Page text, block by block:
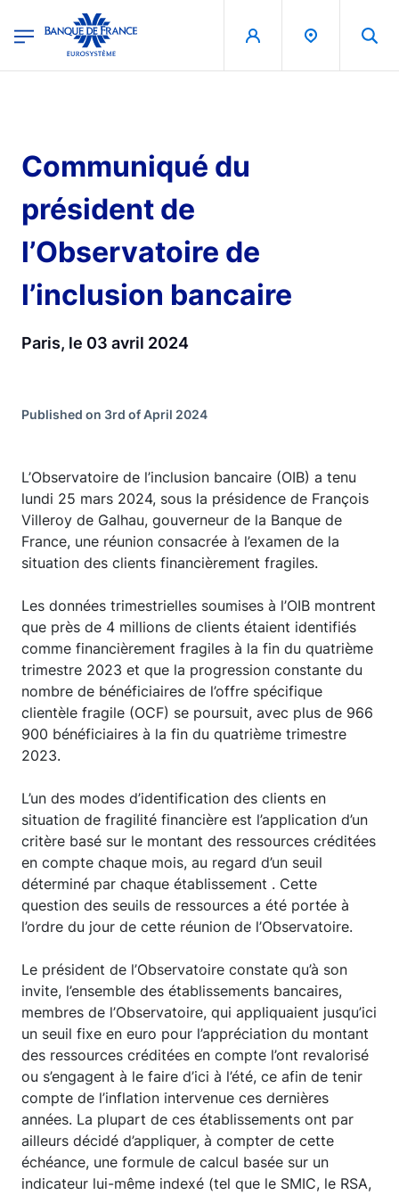
Banque de France - Menu Principal
Communiqué du
président de
l’Observatoire de
l’inclusion bancaire
Paris, le 03 avril 2024
Published on 3rd of April 2024
L’Observatoire de l’inclusion bancaire (OIB) a tenu
lundi 25 mars 2024, sous la présidence de François
Villeroy de Galhau, gouverneur de la Banque de
France, une réunion consacrée à l’examen de la
situation des clients financièrement fragiles.
Les données trimestrielles soumises à l’OIB montrent
que près de 4 millions de clients étaient identifiés
comme financièrement fragiles à la fin du quatrième
trimestre 2023 et que la progression constante du
nombre de bénéficiaires de l’offre spécifique
clientèle fragile (OCF) se poursuit, avec plus de 966
900 bénéficiaires à la fin du quatrième trimestre
2023.
L’un des modes d’identification des clients en
situation de fragilité financière est l’application d’un
critère basé sur le montant des ressources créditées
en compte chaque mois, au regard d’un seuil
déterminé par chaque établissement . Cette
question des seuils de ressources a été portée à
l’ordre du jour de cette réunion de l’Observatoire.
Le président de l’Observatoire constate qu’à son
invite, l’ensemble des établissements bancaires,
membres de l’Observatoire, qui appliquaient jusqu’ici
un seuil fixe en euro pour l’appréciation du montant
des ressources créditées en compte l’ont revalorisé
ou s’engagent à le faire d’ici à l’été, ce afin de tenir
compte de l’inflation intervenue ces dernières
années. La plupart de ces établissements ont par
ailleurs décidé d’appliquer, à compter de cette
échéance, une formule de calcul basée sur un
indicateur lui-même indexé (tel que le SMIC, le RSA,